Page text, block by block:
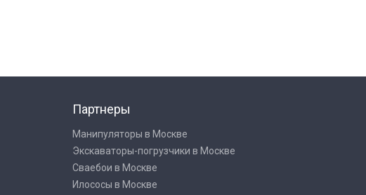
Партнеры
Манипуляторы в Москве
Экскаваторы-погрузчики в Москве
Сваебои в Москве
Илососы в Москве